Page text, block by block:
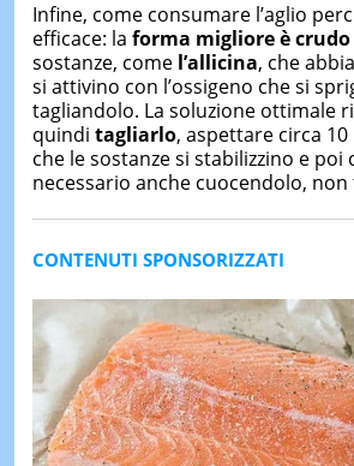
Infine, come consumare l’aglio
efficace: la forma migliore è crudo
sostanze, come l’allicina, che
si attivino con l’ossigeno che si
tagliandolo. La soluzione ottimale
quindi tagliarlo, aspettare circa
che le sostanze si stabilizzino e poi
necessario anche cuocendolo,